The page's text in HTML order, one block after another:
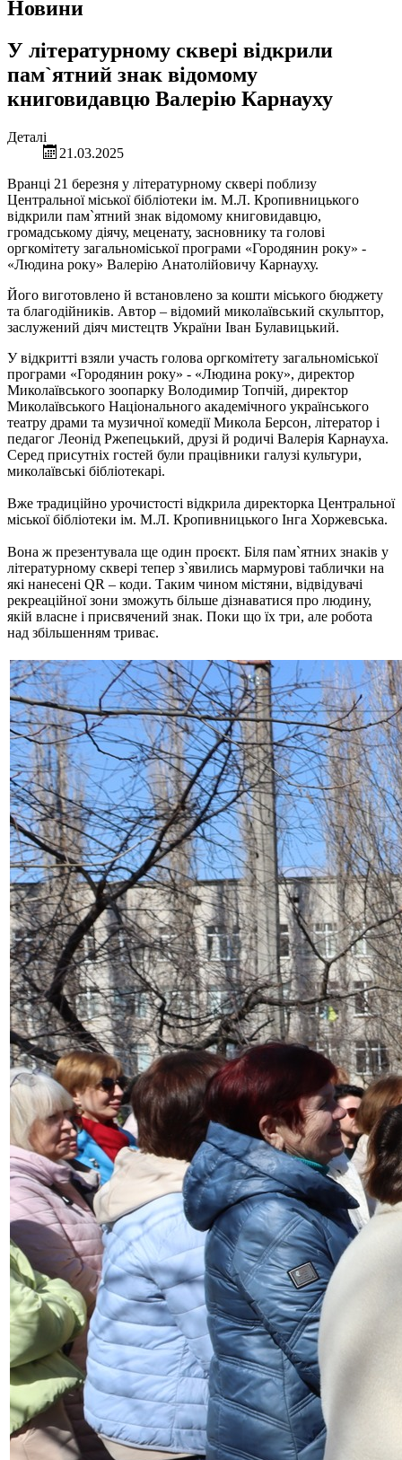
Новини
У літературному сквері відкрили
пам`ятний знак відомому
книговидавцю Валерію Карнауху
Деталі
21.03.2025
Вранці 21 березня у літературному сквері поблизу
Центральної міської бібліотеки ім. М.Л. Кропивницького
відкрили пам`ятний знак відомому книговидавцю,
громадському діячу, меценату, засновнику та голові
оргкомітету загальноміської програми «Городянин року» -
«Людина року» Валерію Анатолійовичу Карнауху.
Його виготовлено й встановлено за кошти міського бюджету
та благодійників. Автор – відомий миколаївський скульптор,
заслужений діяч мистецтв України Іван Булавицький.
У відкритті взяли участь голова оргкомітету загальноміської
програми «Городянин року» - «Людина року», директор
Миколаївського зоопарку Володимир Топчій, директор
Миколаївського Національного академічного українського
театру драми та музичної комедії Микола Берсон, літератор і
педагог Леонід Ржепецький, друзі й родичі Валерія Карнауха.
Серед присутніх гостей були працівники галузі культури,
миколаївські бібліотекарі.
Вже традиційно урочистості відкрила директорка Центральної
міської бібліотеки ім. М.Л. Кропивницького Інга Хоржевська.
Вона ж презентувала ще один проєкт. Біля пам`ятних знаків у
літературному сквері тепер з`явились мармурові таблички на
які нанесені QR – коди. Таким чином містяни, відвідувачі
рекреаційної зони зможуть більше дізнаватися про людину,
якій власне і присвячений знак. Поки що їх три, але робота
над збільшенням триває.